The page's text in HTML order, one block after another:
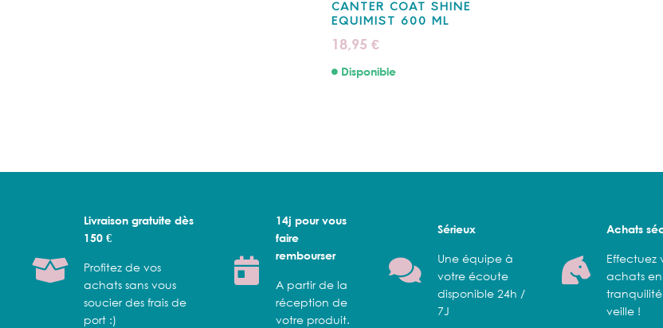
CANTER COAT SHINE
EQUIMIST 600 ML
18,95 €
Disponible
Livraison gratuite dès
150 €
Profitez de vos
achats sans vous
soucier des frais de
port :)
14j pour vous
faire
rembourser
A partir de la
réception de
votre produit.
Sérieux
Une équipe à
votre écoute
disponible 24h /
7J
Achats
Effectuez
achats
veille !